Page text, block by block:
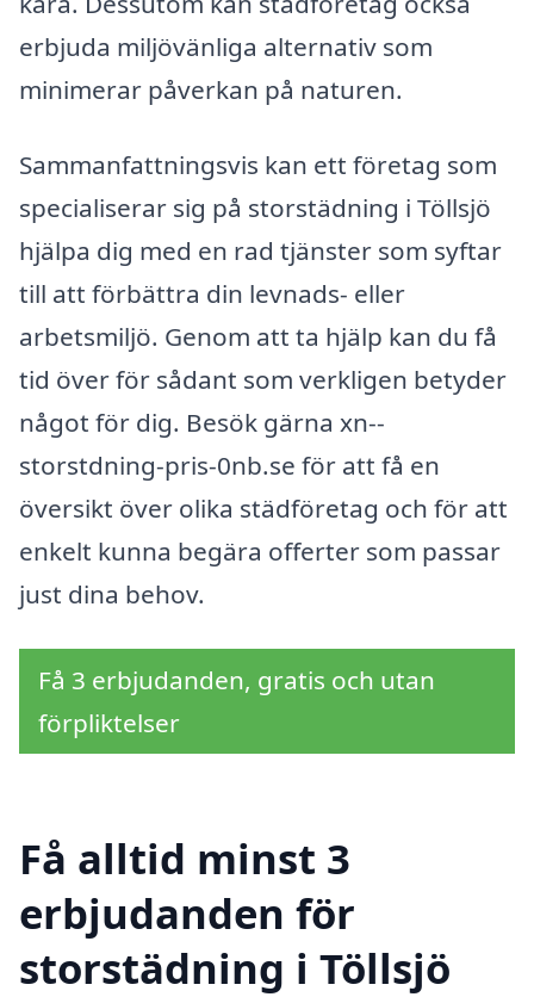
erbjuda miljövänliga alternativ som
minimerar påverkan på naturen.
Sammanfattningsvis kan ett företag som
specialiserar sig på storstädning i Töllsjö
hjälpa dig med en rad tjänster som syftar
till att förbättra din levnads- eller
arbetsmiljö. Genom att ta hjälp kan du få
tid över för sådant som verkligen betyder
något för dig. Besök gärna xn--
storstdning-pris-0nb.se för att få en
översikt över olika städföretag och för att
enkelt kunna begära offerter som passar
just dina behov.
Få 3 erbjudanden, gratis och utan
förpliktelser
Få alltid minst 3
erbjudanden för
storstädning i Töllsjö